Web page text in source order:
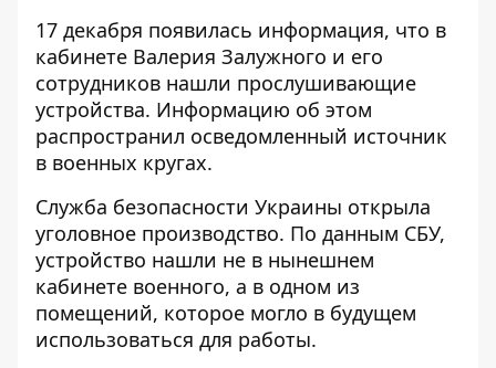
17 декабря появилась информация, что в
кабинете Валерия Залужного и его
сотрудников нашли прослушивающие
устройства. Информацию об этом
распространил осведомленный источник
в военных кругах.
Служба безопасности Украины открыла
уголовное производство. По данным СБУ,
устройство нашли не в нынешнем
кабинете военного, а в одном из
помещений, которое могло в будущем
использоваться для работы.